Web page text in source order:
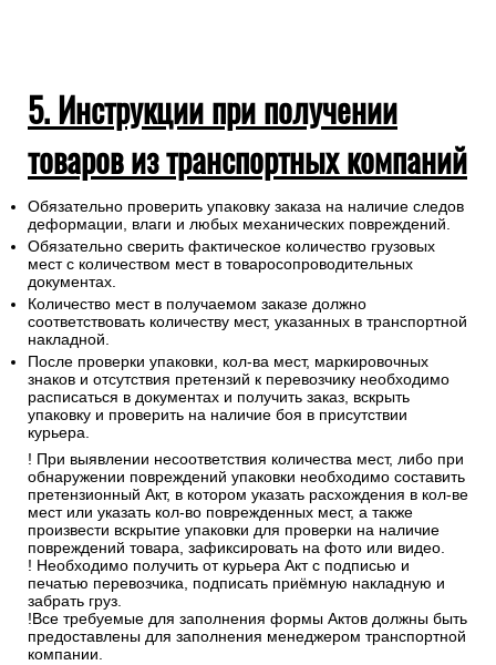
5. Инструкции при получении
товаров из транспортных компаний
Обязательно проверить упаковку заказа на наличие следов
деформации, влаги и любых механических повреждений.
Обязательно сверить фактическое количество грузовых
мест с количеством мест в товаросопроводительных
документах.
Количество мест в получаемом заказе должно
соответствовать количеству мест, указанных в транспортной
накладной.
После проверки упаковки, кол-ва мест, маркировочных
знаков и отсутствия претензий к перевозчику необходимо
расписаться в документах и получить заказ, вскрыть
упаковку и проверить на наличие боя в присутствии
курьера.
! При выявлении несоответствия количества мест, либо при
обнаружении повреждений упаковки необходимо составить
претензионный Акт, в котором указать расхождения в кол-ве
мест или указать кол-во поврежденных мест, а также
произвести вскрытие упаковки для проверки на наличие
повреждений товара, зафиксировать на фото или видео.
! Необходимо получить от курьера Акт с подписью и
печатью перевозчика, подписать приёмную накладную и
забрать груз.
!Все требуемые для заполнения формы Актов должны быть
предоставлены для заполнения менеджером транспортной
компании.